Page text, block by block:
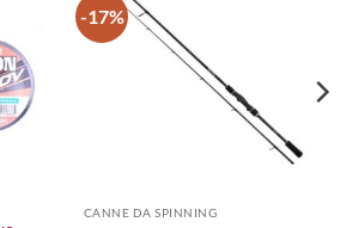
-17%
CANNE DA SPINNING